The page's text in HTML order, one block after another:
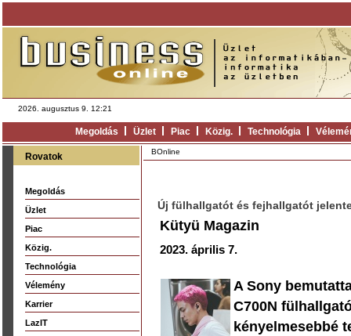
2026. augusztus 9. 12:21
Megoldás Üzlet Piac Közig. Technológia
Rovatok
Megoldás
Üzlet
Piac
Közig.
Technológia
Vélemény
Karrier
LazIT
BOnline
Új fülhallgatót és fejhallgatót
Kütyü Magazin
2023. április 7.
A Sony
C700N
kényelmesebbé